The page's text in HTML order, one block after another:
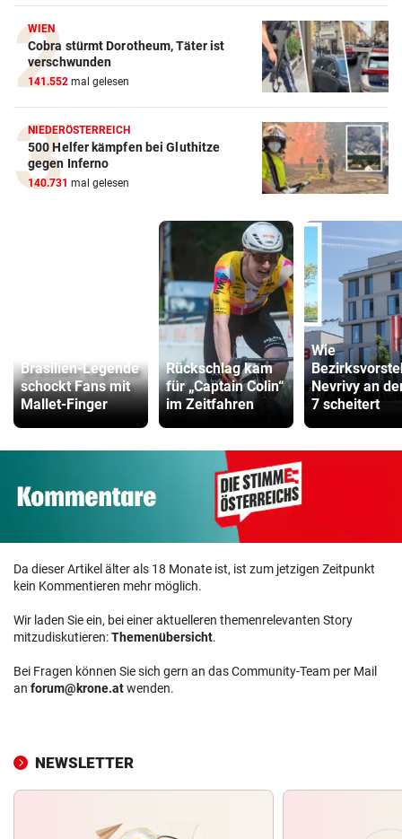
WIEN
Cobra stürmt Dorotheum, Täter ist
verschwunden
141.552 mal gelesen
NIEDERÖSTERREICH
500 Helfer kämpfen bei Gluthitze
gegen Inferno
140.731 mal gelesen
Brasilien-Legende
schockt Fans mit
Mallet-Finger
Rückschlag kam
für „Captain Colin“
im Zeitfahren
Wie
Nevrivy an
7 scheitert
Da dieser Artikel älter als 18 Monate ist, ist zum jetzigen Zeitpunkt
kein Kommentieren mehr möglich.
Wir laden Sie ein, bei einer aktuelleren themenrelevanten Story
mitzudiskutieren:Themenübersicht.
Bei Fragen können Sie sich gern an das Community-Team per Mail
an forum@krone.atwenden.
NEWSLETTER